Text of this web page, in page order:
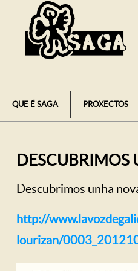
QUE É SAGA PROXECTOS
DESCUBRIMOS
Descubrimos unha
http://
lourizan/